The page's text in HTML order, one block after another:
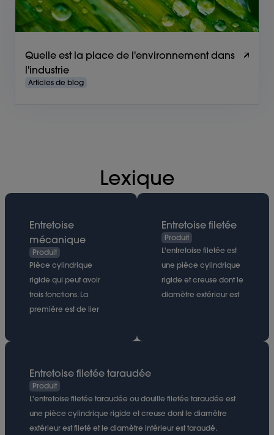
Quelle est la place de l'environnement dans
l'industrie
Articles de blog
Lexique
Entretoise
mécanique
Produit
Pièce cylindrique
rigide qui peut avoir
trois fonctions. La
première est de lier
seconde consiste en
une opération de
centrage ou
alignement de deux
composants, dans ce
Entretoise filetée
Produit
L'entretoise filetée est
une pièce cylindrique
rigide et creuse dont le
diamètre extérieur est
compression.
Entretoise filetée taraudée
Produit
L'entretoise filetée taraudée ou douille filetée taraudée est
une pièce cylindrique rigide et creuse dont le diamètre
extérieur est fileté et le diamètre intérieur est taraudé.